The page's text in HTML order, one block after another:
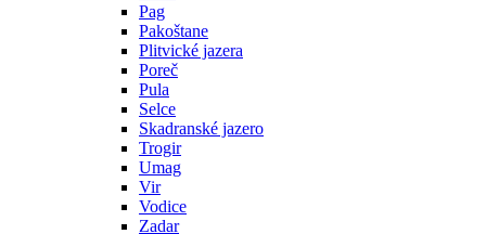
Pag
Pakoštane
Plitvické jazera
Poreč
Pula
Selce
Skadranské jazero
Trogir
Umag
Vir
Vodice
Zadar